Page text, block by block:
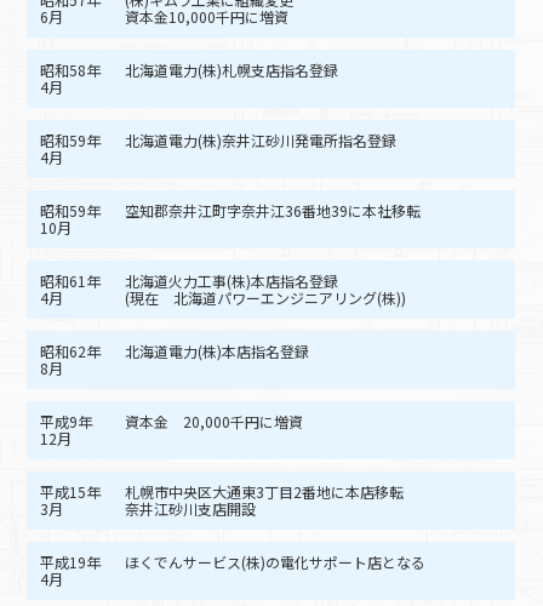
6月
資本金10,000千円に増資
昭和58年
4月
北海道電力(株)札幌支店指名登録
昭和59年
4月
北海道電力(株)奈井江砂川発電所指名登録
昭和59年
10月
空知郡奈井江町字奈井江36番地39に本社移転
昭和61年
4月
北海道火力工事(株)本店指名登録
(現在 北海道パワーエンジニアリング(株))
昭和62年
8月
北海道電力(株)本店指名登録
平成9年
12月
資本金 20,000千円に増資
平成15年
3月
札幌市中央区大通東3丁目2番地に本店移転
奈井江砂川支店開設
平成19年
4月
ほくでんサービス(株)の電化サポート店となる